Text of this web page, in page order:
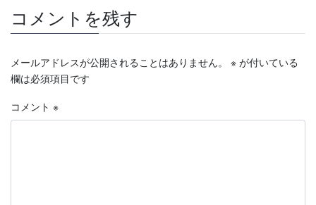
コメントを残す
メールアドレスが公開されることはありません。 ※ が付いている
欄は必須項目です
コメント ※